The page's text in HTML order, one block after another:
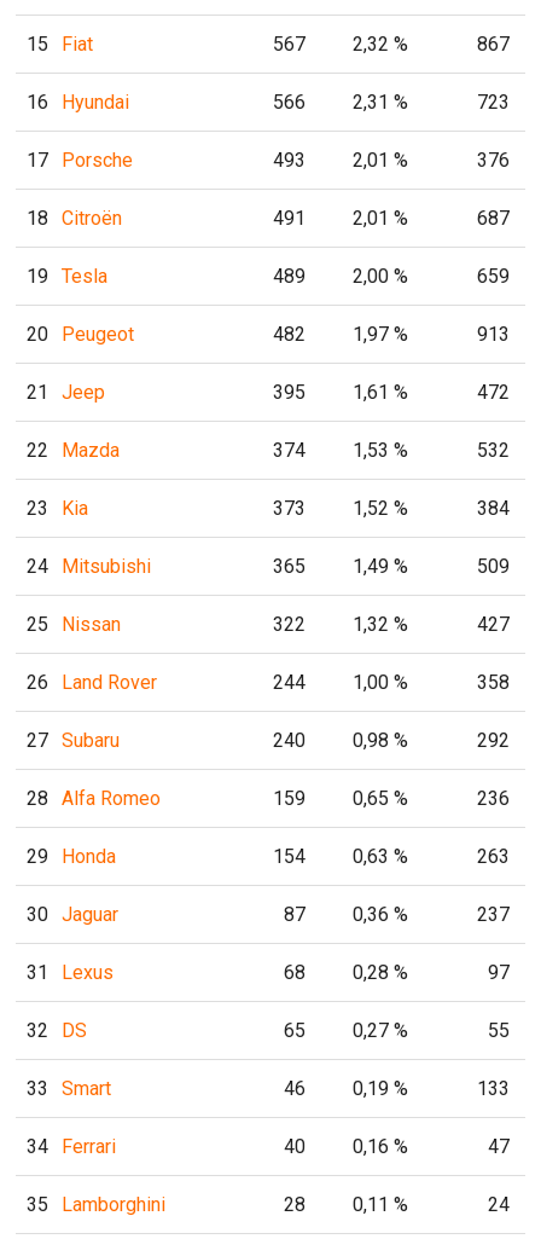
15 Fiat 567 2,32 % 867
16 Hyundai 566 2,31 % 723
17 Porsche 493 2,01 % 376
18 Citroën 491 2,01 % 687
19 Tesla 489 2,00 % 659
20 Peugeot 482 1,97 % 913
21 Jeep 395 1,61 % 472
22 Mazda 374 1,53 % 532
23 Kia 373 1,52 % 384
24 Mitsubishi 365 1,49 % 509
25 Nissan 322 1,32 % 427
26 Land Rover 244 1,00 % 358
27 Subaru 240 0,98 % 292
28 Alfa Romeo 159 0,65 % 236
29 Honda 154 0,63 % 263
30 Jaguar 87 0,36 % 237
31 Lexus 68 0,28 % 97
32 DS 65 0,27 % 55
33 Smart 46 0,19 % 133
34 Ferrari 40 0,16 % 47
35 Lamborghini 28 0,11 % 24